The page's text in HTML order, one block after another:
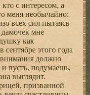
с интересом, а
меня необычайно:
всех сил пытаясь
дамочек мне
как
сентябре этого года
внимания должно
и пусть, подумаешь,
выглядит.
призванной